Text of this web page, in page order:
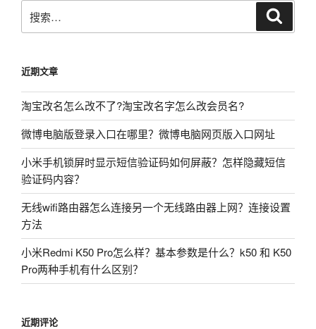
搜
索：
近期文章
淘宝改名怎么改不了?淘宝改名字怎么改会员名?
微博电脑版登录入口在哪里？微博电脑网页版入口网址
小米手机锁屏时显示短信验证码如何屏蔽？怎样隐藏短信
验证码内容？
无线wifi路由器怎么连接另一个无线路由器上网？连接设置
方法
小米Redmi K50 Pro怎么样？基本参数是什么？k50 和 K50
Pro两种手机有什么区别？
近期评论